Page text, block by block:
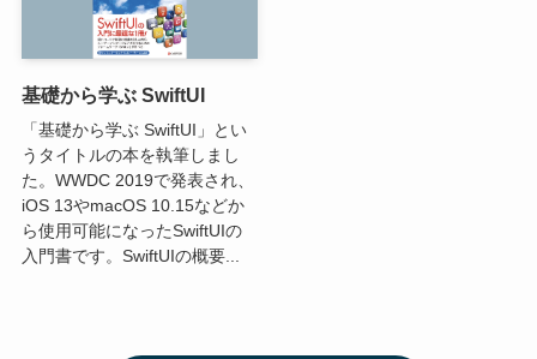
基礎から学ぶ SwiftUI
「基礎から学ぶ SwiftUI」とい
うタイトルの本を執筆しまし
た。WWDC 2019で発表され、
iOS 13やmacOS 10.15などか
ら使用可能になったSwiftUIの
入門書です。SwiftUIの概要...